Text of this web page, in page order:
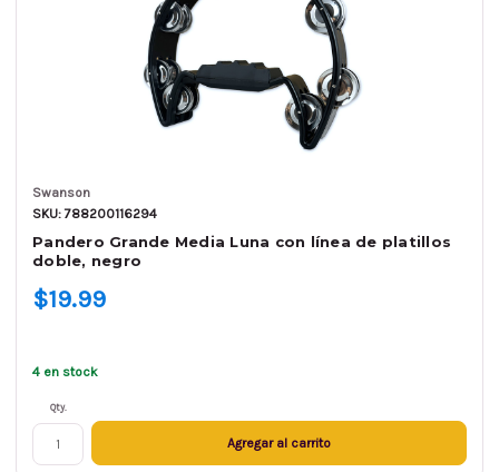
Swanson
SKU: 788200116294
Pandero Grande Media Luna con línea de platillos
doble, negro
$19.99
4 en stock
Qty.
Agregar al carrito